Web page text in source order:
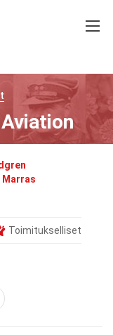
Marras
Toimitukselliset